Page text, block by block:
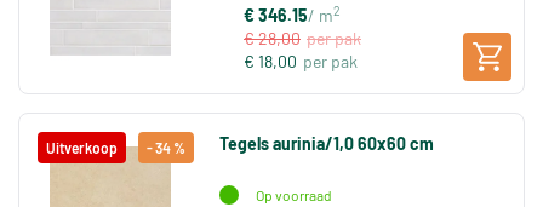
€ 346.15/ m2
€ 28,00 per pak
€ 18,00 per pak
Uitverkoop - 34 % Tegels aurinia/1,0 60x60 cm
Op voorraad